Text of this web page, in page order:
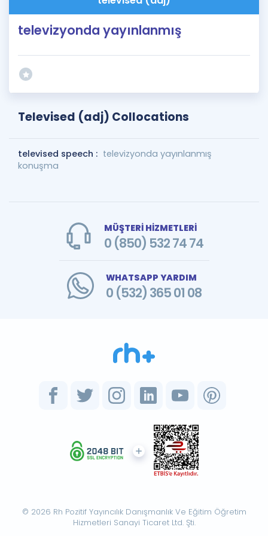
televizyonda yayınlanmış
Televised (adj) Collocations
televised speech : televizyonda yayınlanmış
konuşma
MÜŞTERİ HİZMETLERİ
0 (850) 532 74 74
WHATSAPP YARDIM
0 (532) 365 01 08
© 2026 Rh Pozitif Yayıncılık Danışmanlık Ve Eğitim Öğretim
Hizmetleri Sanayi Ticaret Ltd. Şti.